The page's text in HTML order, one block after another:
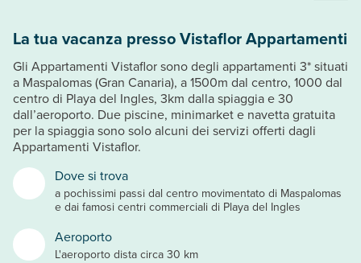
Dove si trova
a pochissimi passi dal centro movimentato di Maspalomas
e dai famosi centri commerciali di Playa del Ingles
Aeroporto
L'aeroporto dista circa 30 km
La tua vacanza presso Vistaflor Appartamenti
Gli Appartamenti Vistaflor sono degli appartamenti 3* situati
a Maspalomas (Gran Canaria), a 1500m dal centro, 1000 dal
centro di Playa del Ingles, 3km dalla spiaggia e 30
dall’aeroporto. Due piscine, minimarket e navetta gratuita
per la spiaggia sono solo alcuni dei servizi offerti dagli
Appartamenti Vistaflor.